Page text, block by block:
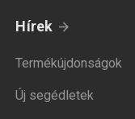
Hírek
Termékújdonságok
Új segédletek